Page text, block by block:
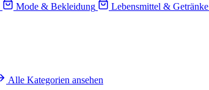
Mode & Bekleidung Lebensmittel & Getränke
Alle Kategorien ansehen